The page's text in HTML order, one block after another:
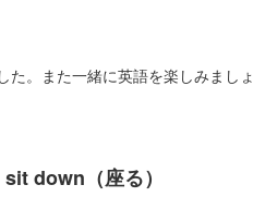
。また一緒に英語を楽しみましょ
down（座る）